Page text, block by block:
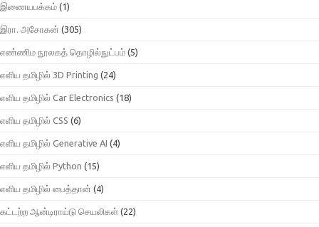
இணையபக்கம் (1)
இரா. அசோகன் (305)
எண்ணிம நூலகத் தொழில்நுட்பம் (5)
எளிய தமிழில் 3D Printing (24)
எளிய தமிழில் Car Electronics (18)
எளிய தமிழில் CSS (6)
எளிய தமிழில் Generative AI (4)
எளிய தமிழில் Python (15)
எளிய தமிழில் பைத்தான் (4)
கட்டற்ற ஆன்டிராய்டு செயலிகள் (22)